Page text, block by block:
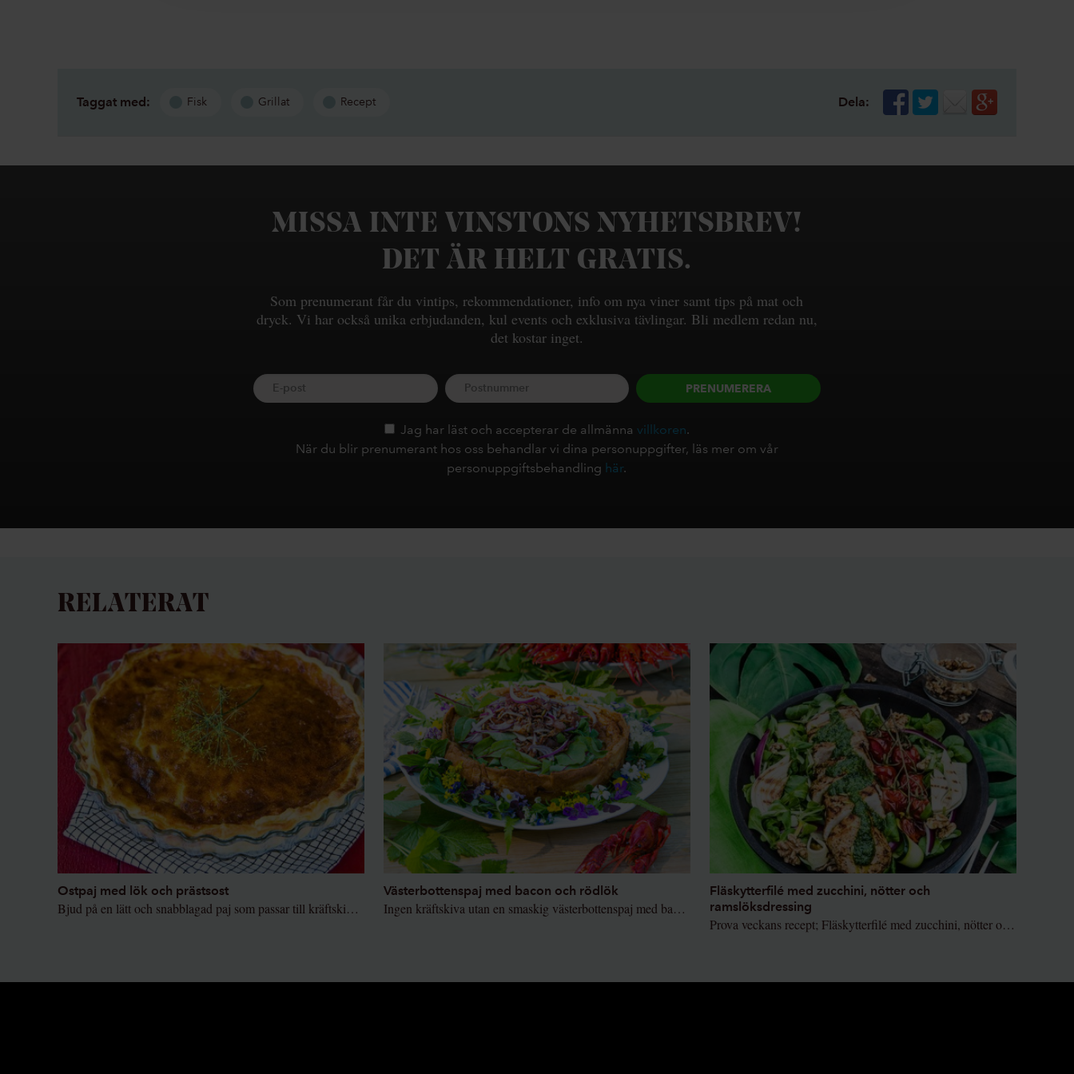
Taggat med: Fisk Grillat Recept Dela:
MISSA INTE VINSTONS NYHETSBREV!
DET ÄR HELT GRATIS.
Som prenumerant får du vintips, rekommendationer, info om nya viner samt tips på mat och
dryck. Vi har också unika erbjudanden, kul events och exklusiva tävlingar. Bli medlem redan nu,
det kostar inget.
PRENUMERERA
Jag har läst och accepterar de allmänna villkoren.
När du blir prenumerant hos oss behandlar vi dina personuppgifter, läs mer om vår
personuppgiftsbehandling här.
RELATERAT
Ostpaj med lök och prästsost
Bjud på en lätt och snabblagad paj som passar till kräftskivan – som denna goda ostpaj med lök och prästsost.
Västerbottenspaj med bacon och rödlök
Ingen kräftskiva utan en smaskig västerbottenspaj med bacon och rödlök.
Fläskytterfilé med zucchini, nötter och
ramslöksdressing
Prova veckans recept; Fläskytterfilé med zucchini, nötter och ramslöksdressing som både är gott och färgglatt!